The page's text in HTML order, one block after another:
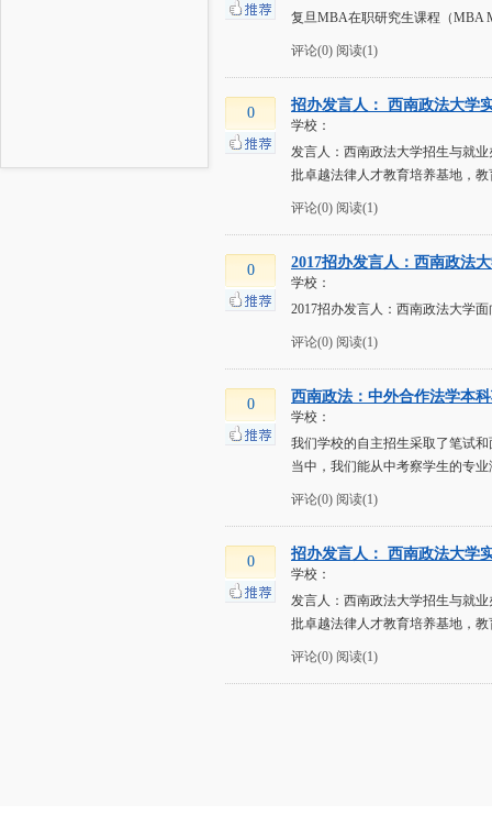
复旦MBA在职研究生课程（MBA
评论(0) 阅读(1)
0 招办发言人： 西南政法大学
学校：
发言人：西南政法大学招生与就
批卓越法律人才教育培养基地，
评论(0) 阅读(1)
0 2017招办发言人：西南政法
学校：
2017招办发言人：西南政法大学
评论(0) 阅读(1)
0 西南政法：中外合作法学本
学校：
我们学校的自主招生采取了笔试
当中，我们能从中考察学生的专
评论(0) 阅读(1)
0 招办发言人： 西南政法大学
学校：
发言人：西南政法大学招生与就
批卓越法律人才教育培养基地，
评论(0) 阅读(1)